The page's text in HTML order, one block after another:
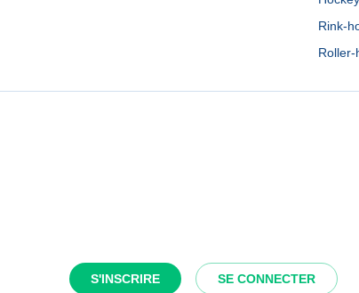
S'INSCRIRE SE CONNECTER
Rink-
Roller-